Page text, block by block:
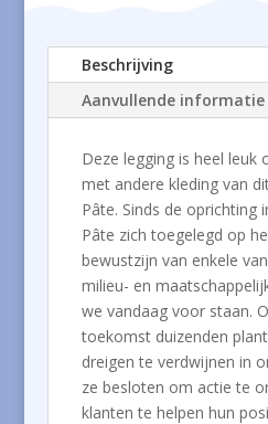
Beschrijving
Aanvullende informatie
Deze legging is heel leuk
met andere kleding van
Pâte. Sinds de oprichting
Pâte zich toegelegd op
bewustzijn van enkele
milieu- en
we vandaag voor staan.
toekomst duizenden
dreigen te verdwijnen in
ze besloten om actie te
klanten te helpen hun